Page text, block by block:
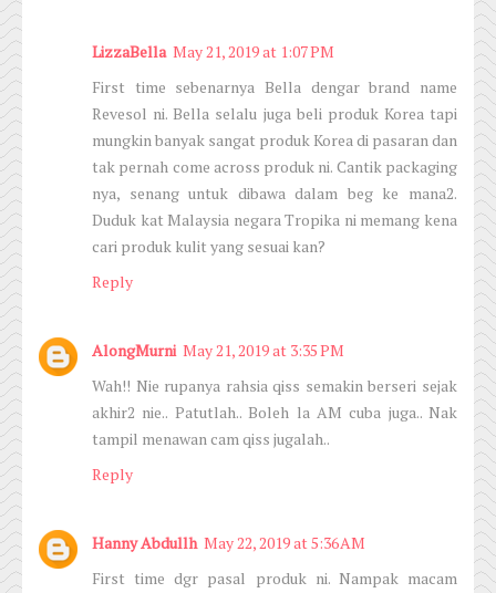
LizzaBella May 21, 2019 at 1:07 PM
First time sebenarnya Bella dengar brand name
Revesol ni. Bella selalu juga beli produk Korea tapi
mungkin banyak sangat produk Korea di pasaran dan
tak pernah come across produk ni. Cantik packaging
nya, senang untuk dibawa dalam beg ke mana2.
Duduk kat Malaysia negara Tropika ni memang kena
cari produk kulit yang sesuai kan?
Reply
AlongMurni May 21, 2019 at 3:35 PM
Wah!! Nie rupanya rahsia qiss semakin berseri sejak
akhir2 nie.. Patutlah.. Boleh la AM cuba juga.. Nak
tampil menawan cam qiss jugalah..
Reply
Hanny Abdullh May 22, 2019 at 5:36 AM
First time dgr pasal produk ni. Nampak macam